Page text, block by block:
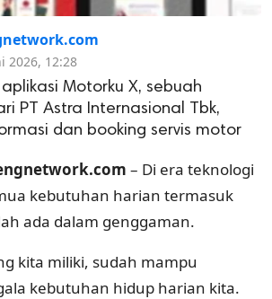
2026, 12:28
Motorku X, sebuah
PT Astra Internasional Tbk,
dan booking servis motor
– Di era teknologi
kebutuhan harian termasuk
ada dalam genggaman.
kita miliki, sudah mampu
kebutuhan hidup harian kita.